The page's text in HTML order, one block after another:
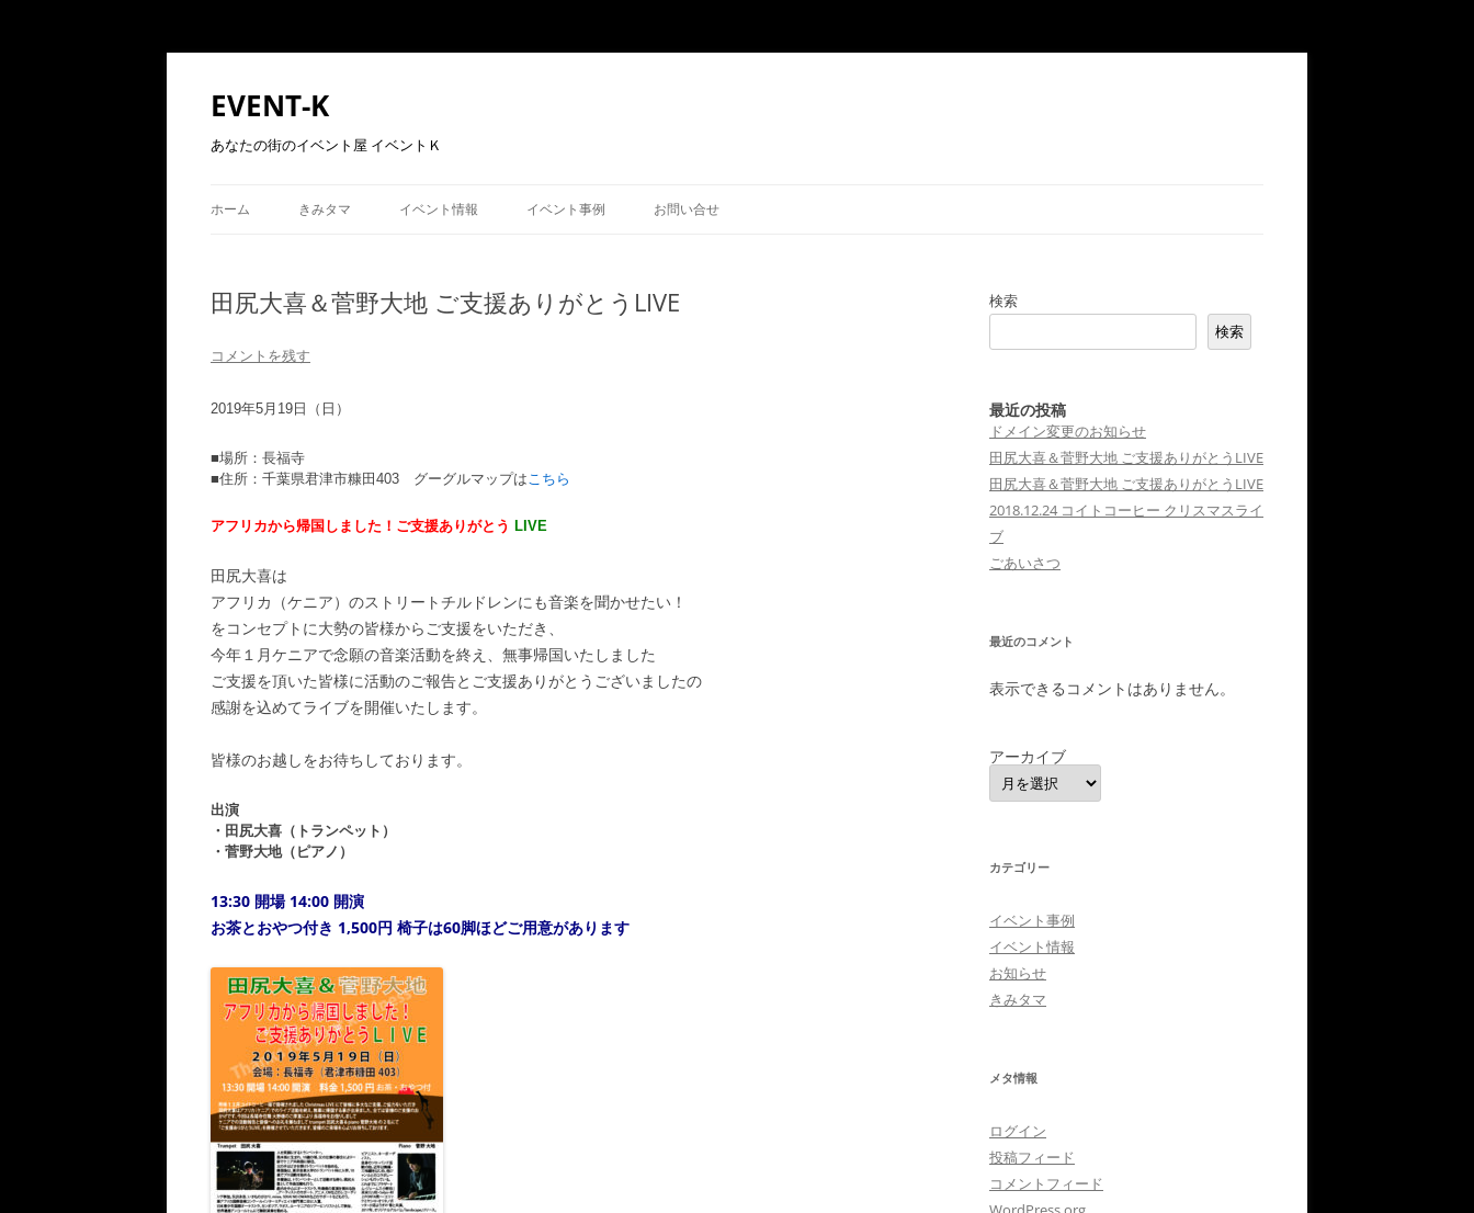
コ
ン
ツ
へ
ス
EVENT-K
あなたの街のイベント屋 イベントＫ
ホーム きみタマ イベント情報 イベント事例 お問い合せ
田尻大喜＆菅野大地 ご支援ありがとうLIVE
コメントを残す
2019年5月19日（日）
■場所：長福寺
■住所： 千葉県君津市糠田403 グーグルマップはこちら
アフリカから帰国しました！ご支援ありがとう LIVE
田尻大喜は
アフリカ（ケニア）のストリートチルドレンにも音楽を聞かせたい！
をコンセプトに大勢の皆様からご支援をいただき、
今年１月ケニアで念願の音楽活動を終え、無事帰国いたしました
ご支援を頂いた皆様に活動のご報告とご支援ありがとうございましたの
感謝を込めてライブを開催いたします。
皆様のお越しをお待ちしております。
出演
・田尻大喜（トランペット）
・菅野大地（ピアノ）
13:30 開場 14:00 開演
お茶とおやつ付き 1,500円 椅子は60脚ほどご用意があります
検索
検索
最近の投稿
ドメイン変更のお知らせ
田尻大喜＆菅野大地 ご支援ありがとうLIVE
田尻大喜＆菅野大地 ご支援ありがとうLIVE
2018.12.24 コイトコーヒー クリスマスライ
ブ
ごあいさつ
最近のコメント
表示できるコメントはありません。
アーカイブ
カテゴリー
イベント事例
イベント情報
お知らせ
きみタマ
メタ情報
ログイン
投稿フィード
コメントフィード